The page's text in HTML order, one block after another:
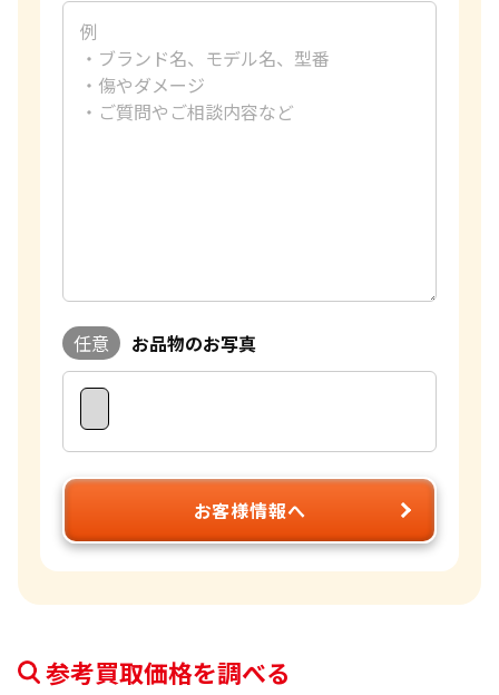
任意 お品物のお写真
お客様情報へ
参考買取価格を調べる